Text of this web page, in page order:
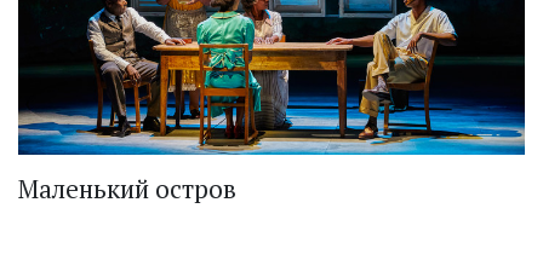
Маленький остров